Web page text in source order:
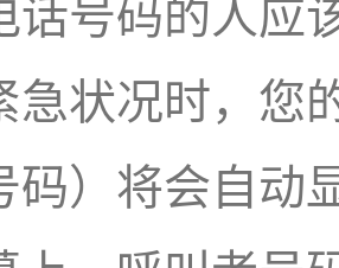
话号码的人应
急状况时，您
码）将会自动